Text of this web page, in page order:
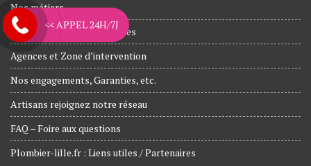
Nos métiers
Plombiers Agréé Assurances
Agences et Zone d’intervention
Nos engagements, Garanties, etc.
Artisans rejoignez notre réseau
FAQ – Foire aux questions
Plombier-lille.fr : Liens utiles / Partenaires
<< APPEL 24H/7J